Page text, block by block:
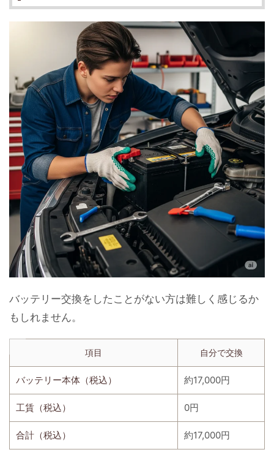
バッテリー交換をしたことがない方は難しく感じるか
もしれません。
項目 自分で交換
バッテリー本体（税込） 約17,000円
工賃（税込） 0円
合計（税込） 約17,000円